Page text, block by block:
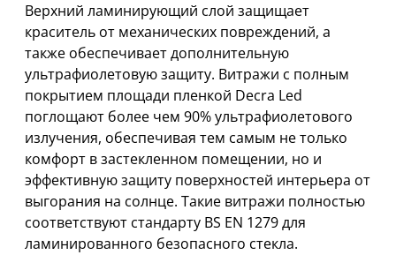
Верхний ламинирующий слой защищает
краситель от механических повреждений, а
также обеспечивает дополнительную
ультрафиолетовую защиту. Витражи с полным
покрытием площади пленкой Decra Led
поглощают более чем 90% ультрафиолетового
излучения, обеспечивая тем самым не только
комфорт в застекленном помещении, но и
эффективную защиту поверхностей интерьера от
выгорания на солнце. Такие витражи полностью
соответствуют стандарту BS EN 1279 для
ламинированного безопасного стекла.